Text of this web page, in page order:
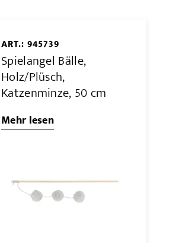
ART.: 945739
Spielangel Bälle,
Holz/Plüsch,
Katzenminze, 50 cm
Mehr lesen